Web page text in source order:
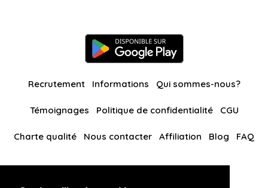
Recrutement Informations Qui sommes-nous?
Témoignages Politique de confidentialité CGU
Charte qualité Nous contacter Affiliation Blog FAQ